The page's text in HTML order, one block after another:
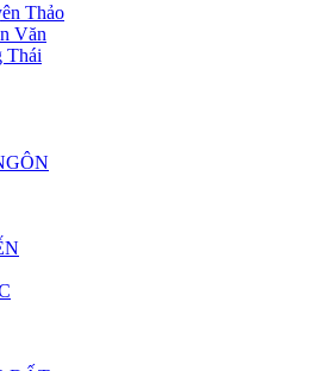
Thảo
Văn
Thái